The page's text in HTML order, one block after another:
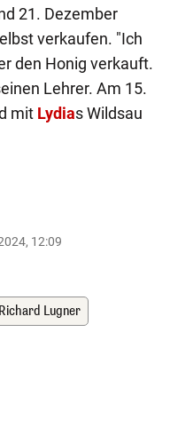
21. Dezember
verkaufen. "Ich
den Honig verkauft.
Lehrer. Am 15.
mit Lydias Wildsau
12:09
Richard Lugner